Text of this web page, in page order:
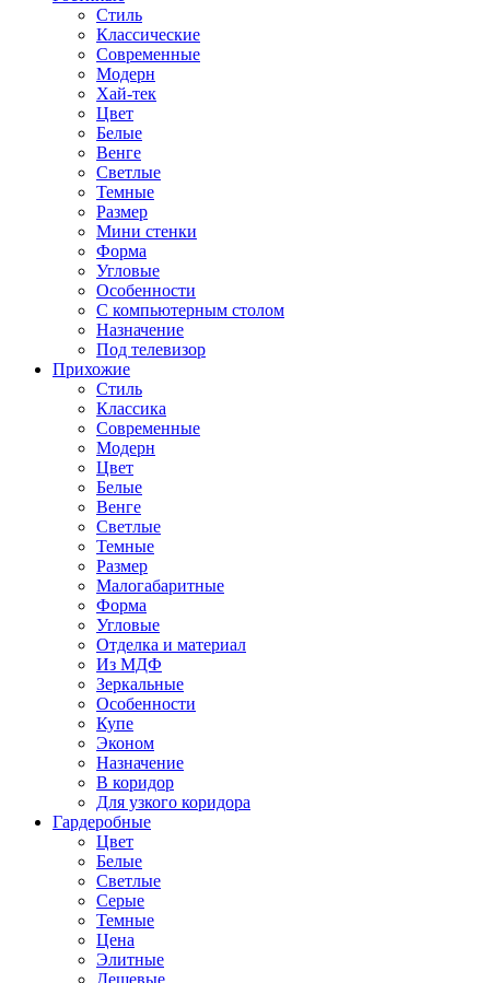
Стиль
Классические
Современные
Модерн
Хай-тек
Цвет
Белые
Венге
Светлые
Темные
Размер
Мини стенки
Форма
Угловые
Особенности
С компьютерным столом
Назначение
Под телевизор
Прихожие
Стиль
Классика
Современные
Модерн
Цвет
Белые
Венге
Светлые
Темные
Размер
Малогабаритные
Форма
Угловые
Отделка и материал
Из МДФ
Зеркальные
Особенности
Купе
Эконом
Назначение
В коридор
Для узкого коридора
Гардеробные
Цвет
Белые
Светлые
Серые
Темные
Цена
Элитные
Дешевые